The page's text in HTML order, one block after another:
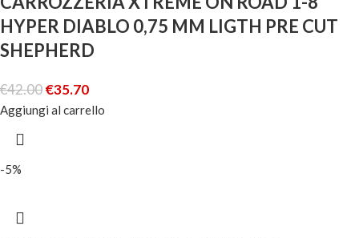
HYPER DIABLO 0,75 MM LIGTH PRE CUT
SHEPHERD
€42.00€35.70
Aggiungi al carrello
-5%